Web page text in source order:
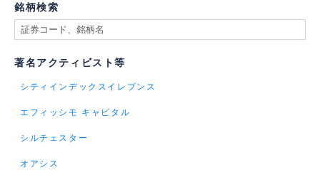
銘柄検索
著名アクティビスト等
シティインデックスイレブンス
エフィッシモ キャピタル
シルチェスター
オアシス